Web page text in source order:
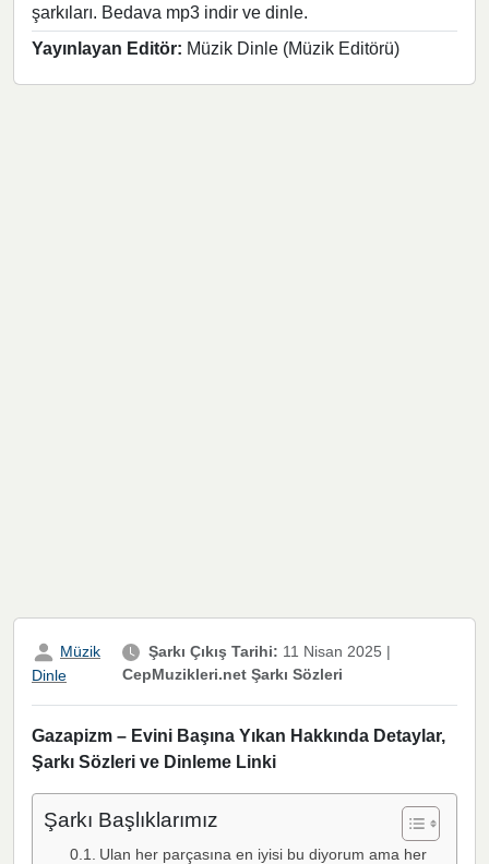
şarkıları. Bedava mp3 indir ve dinle.
Yayınlayan Editör: Müzik Dinle (Müzik Editörü)
Müzik
Dinle
Şarkı Çıkış Tarihi: 11 Nisan 2025 |
CepMuzikleri.net Şarkı Sözleri
Gazapizm – Evini Başına Yıkan Hakkında Detaylar,
Şarkı Sözleri ve Dinleme Linki
Şarkı Başlıklarımız
Ulan her parçasına en iyisi bu diyorum ama her